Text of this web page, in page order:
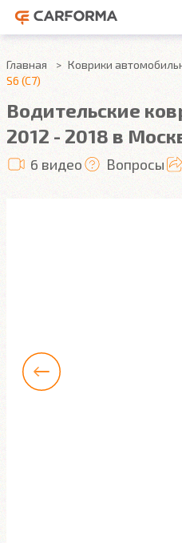
Главная Коврики
S6 (C7)
Водительские
2012 - 2018 в
6 видео Вопросы